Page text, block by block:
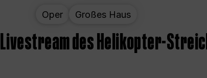
Oper Großes Haus
Livestream des Helikopter-